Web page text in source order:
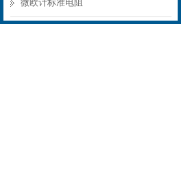
微欧计标准电阻